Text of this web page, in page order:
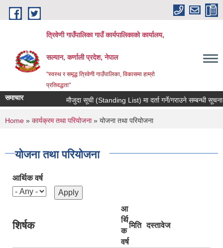
Skip to main content
त्रिवेणी गाउँपालिका गाउँ कार्यपालिकाकाे कार्यालय,
सल्यान, कर्णाली प्रदेश, नेपाल
"स्वस्थ र समृद्ध त्रिवेणी गाउँपालिका, विकासमा हाम्राे
प्रतिवद्धता"
समाचार मौजुदा सूची (Standing List) मा दर्ता गर्ने/गराउने सम्बन्धी सूचना
You are here
Home » कार्यक्रम तथा परियोजना» योजना तथा परियोजना
योजना तथा परियोजना
आर्थिक वर्ष
शिर्षक
आ
र्थि
क
वर्ष
मिति दस्तावेज